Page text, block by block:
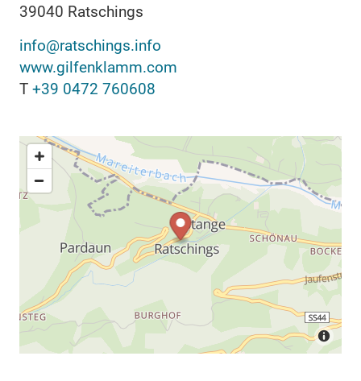
39040 Ratschings
info@ratschings.info
www.gilfenklamm.com
T +39 0472 760608